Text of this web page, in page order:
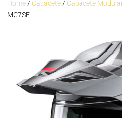
Home/ Capacete/ Capacete
MC7SF